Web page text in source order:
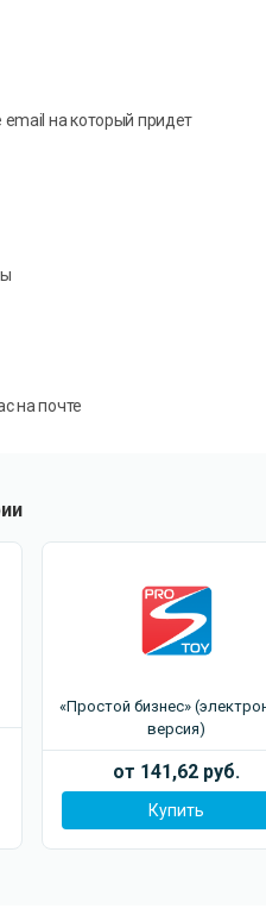
на который придет
на почте
«Простой бизнес»
версия)
от 141,62 руб.
Купить